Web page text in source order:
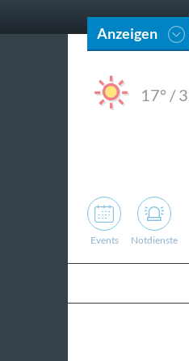
Anzeigen
17° /
Events Notdienste